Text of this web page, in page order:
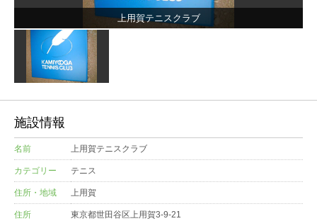
上用賀テニスクラブ
施設情報
名前 上用賀テニスクラブ
カテゴリー テニス
住所・地域 上用賀
住所 東京都世田谷区上用賀3-9-21